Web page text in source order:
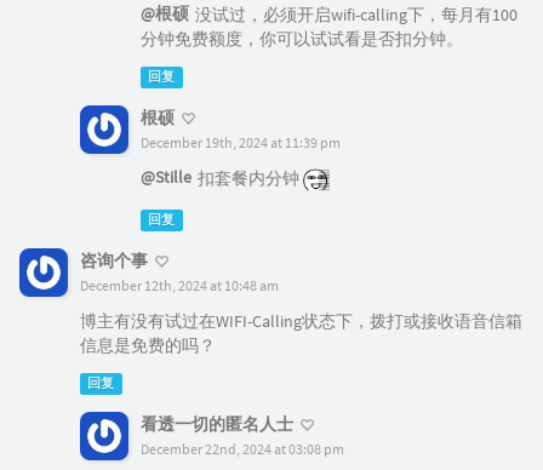
@根硕 没试过，必须开启wifi-calling下，每月有100
分钟免费额度，你可以试试看是否扣分钟。
回复
根硕
December 19th, 2024 at 11:39 pm
@Stille 扣套餐内分钟
回复
咨询个事
December 12th, 2024 at 10:48 am
博主有没有试过在WIFI-Calling状态下，拨打或接收语音信箱
信息是免费的吗？
回复
看透一切的匿名人士
December 22nd, 2024 at 03:08 pm